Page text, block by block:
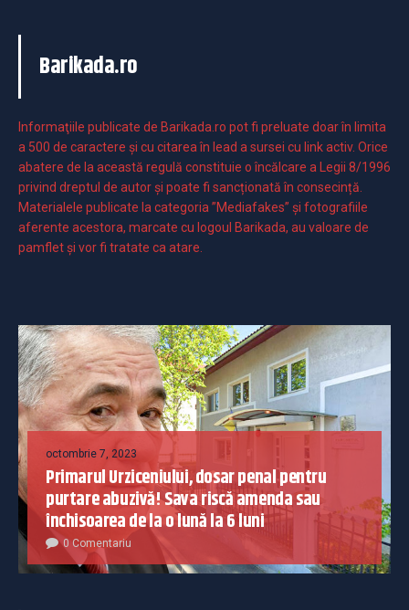
Barikada.ro
Informaţiile publicate de Barikada.ro pot fi preluate doar în limita
a 500 de caractere şi cu citarea în lead a sursei cu link activ. Orice
abatere de la această regulă constituie o încălcare a Legii 8/1996
privind dreptul de autor și poate fi sancționată în consecință.
Materialele publicate la categoria ”Mediafakes” și fotografiile
aferente acestora, marcate cu logoul Barikada, au valoare de
pamflet și vor fi tratate ca atare.
octombrie 7, 2023
Primarul Urziceniului, dosar penal pentru
purtare abuzivă! Sava riscă amenda sau
închisoarea de la o lună la 6 luni
0 Comentariu